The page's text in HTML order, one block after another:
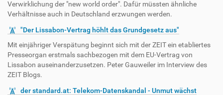
Verwirklichung der "new world order". Dafür müssten ähnliche
Verhältnisse auch in Deutschland erzwungen werden.
"Der Lissabon-Vertrag höhlt das Grundgesetz aus"
Mit einjähriger Verspätung beginnt sich mit der ZEIT ein etabliertes
Presseorgan erstmals sachbezogen mit dem EU-Vertrag von
Lissabon auseinanderzusetzen. Peter Gauweiler im Interview des
ZEIT Blogs.
der standard.at: Telekom-Datenskandal - Unmut wächst